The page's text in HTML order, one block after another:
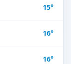
15°
16°
16°